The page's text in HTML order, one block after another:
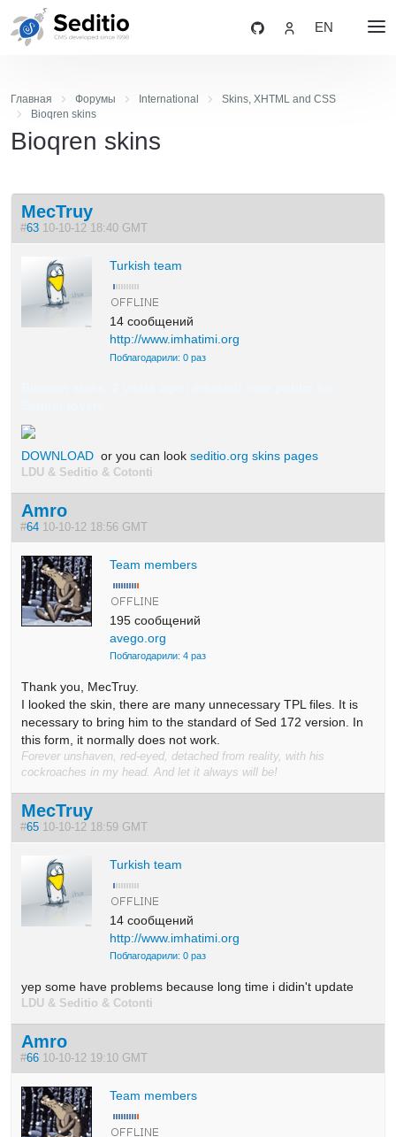
EN
Главная Форумы International
Skins, XHTML and CSS
Bioqren skins
Bioqren skins
MecTruy
#63 10-10-12 18:40 GMT
Turkish team
14 сообщений
http://www.imhatimi.org
Поблагодарили: 0 раз
DOWNLOAD or you can lookseditio.org skins pages
LDU & Seditio & Cotonti
Amro
#64 10-10-12 18:56 GMT
Team members
195 сообщений
avego.org
Поблагодарили: 4 раз
Thank you , MecTruy.
I looked the skin , there are many unnecessary TPL files. It is
necessary to bring him to the standard of Sed 172 version.
In
this form, it normally does not work.
Forever unshaven, red-eyed, detached from reality, with his
cockroaches in my head. And let it always will be!
MecTruy
#65 10-10-12 18:59 GMT
Turkish team
14 сообщений
http://www.imhatimi.org
Поблагодарили: 0 раз
yep some have problems because long time i didin't update
LDU & Seditio & Cotonti
Amro
#66 10-10-12 19:10 GMT
Team members